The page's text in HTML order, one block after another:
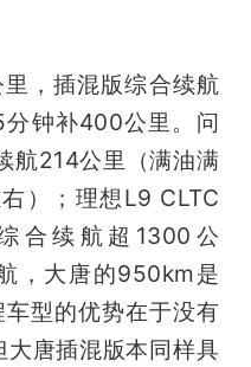
，插混版综合续航
钟补400公里。问
航214公里（满油满
）；理想L9 CLTC
合续航超1300公
，大唐的950km是
型的优势在于没有
大唐插混版本同样具